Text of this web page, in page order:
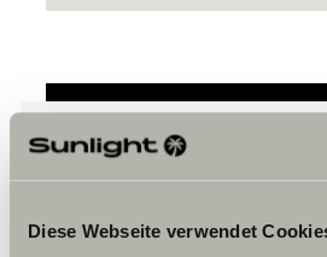
Diese Webseite verwendet
Bitte akzeptiere die
Cookies, um die